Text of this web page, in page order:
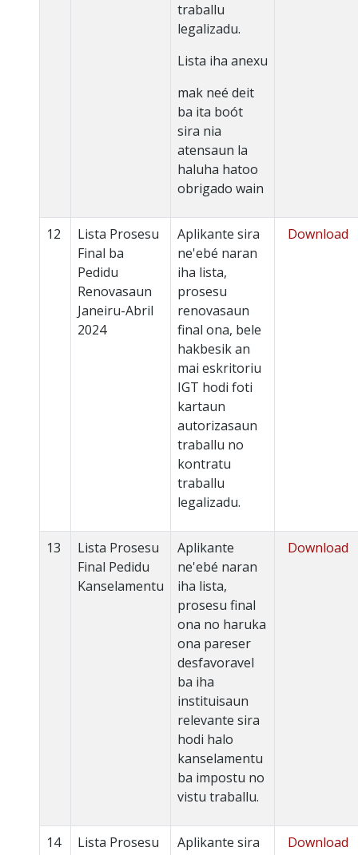
traballu
legalizadu.
Lista iha anexu
mak neé deit
ba ita boót
sira nia
atensaun la
haluha hatoo
obrigado wain
12
Lista Prosesu
Final ba
Pedidu
Renovasaun
Janeiru-Abril
2024
Aplikante sira
ne'ebé naran
iha lista,
prosesu
renovasaun
final ona, bele
hakbesik an
mai eskritoriu
IGT hodi foti
kartaun
autorizasaun
traballu no
kontratu
traballu
legalizadu.
Download
13
Lista Prosesu
Final Pedidu
Kanselamentu
Aplikante
ne'ebé naran
iha lista,
prosesu final
ona no haruka
ona pareser
desfavoravel
ba iha
instituisaun
relevante sira
hodi halo
kanselamentu
ba impostu no
vistu traballu.
Download
14
Lista Prosesu
Aplikante sira
Download